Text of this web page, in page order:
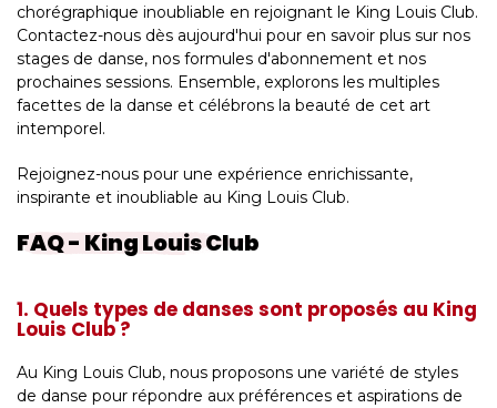
chorégraphique inoubliable en rejoignant le King Louis Club.
Contactez-nous dès aujourd'hui pour en savoir plus sur nos
stages de danse, nos formules d'abonnement et nos
prochaines sessions. Ensemble, explorons les multiples
facettes de la danse et célébrons la beauté de cet art
intemporel.
Rejoignez-nous pour une expérience enrichissante,
inspirante et inoubliable au King Louis Club.
FAQ - King Louis Club
1. Quels types de danses sont proposés au King
Louis Club ?
Au King Louis Club, nous proposons une variété de styles
de danse pour répondre aux préférences et aspirations de